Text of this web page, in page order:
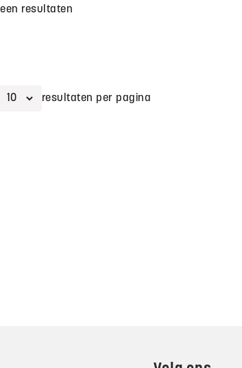
resultaten
resultaten per pagina